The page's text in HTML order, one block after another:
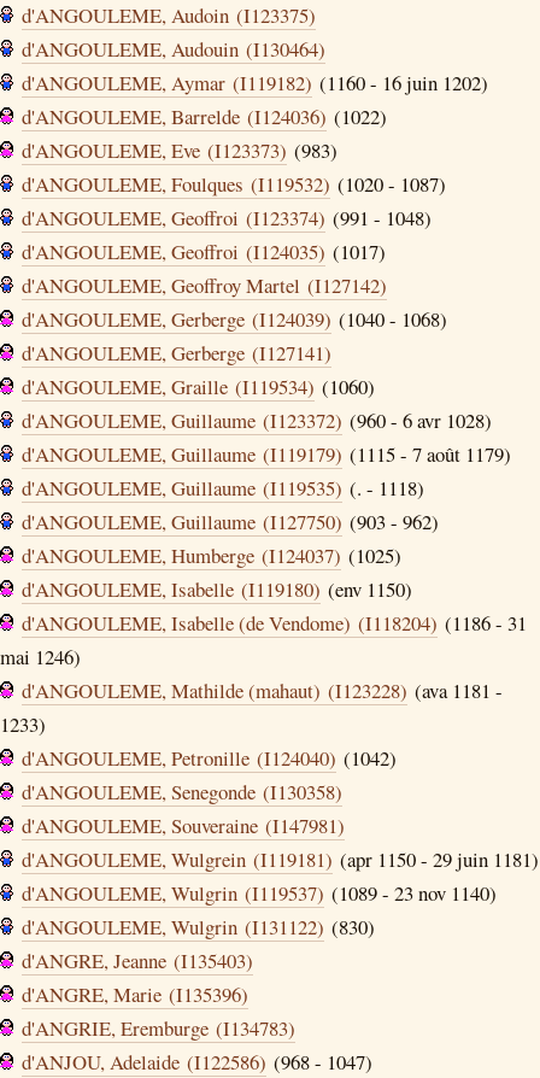
d'ANGOULEME, Audoin (I123375)
d'ANGOULEME, Audouin (I130464)
d'ANGOULEME, Aymar (I119182) (1160 - 16 juin 1202)
d'ANGOULEME, Barrelde (I124036) (1022)
d'ANGOULEME, Eve (I123373) (983)
d'ANGOULEME, Foulques (I119532) (1020 - 1087)
d'ANGOULEME, Geoffroi (I123374) (991 - 1048)
d'ANGOULEME, Geoffroi (I124035) (1017)
d'ANGOULEME, Geoffroy Martel (I127142)
d'ANGOULEME, Gerberge (I124039) (1040 - 1068)
d'ANGOULEME, Gerberge (I127141)
d'ANGOULEME, Graille (I119534) (1060)
d'ANGOULEME, Guillaume (I123372) (960 - 6 avr 1028)
d'ANGOULEME, Guillaume (I119179) (1115 - 7 août 1179)
d'ANGOULEME, Guillaume (I119535) (. - 1118)
d'ANGOULEME, Guillaume (I127750) (903 - 962)
d'ANGOULEME, Humberge (I124037) (1025)
d'ANGOULEME, Isabelle (I119180) (env 1150)
d'ANGOULEME, Isabelle (de Vendome) (I118204) (1186 - 31
mai 1246)
d'ANGOULEME, Mathilde (mahaut) (I123228) (ava 1181 -
1233)
d'ANGOULEME, Petronille (I124040) (1042)
d'ANGOULEME, Senegonde (I130358)
d'ANGOULEME, Souveraine (I147981)
d'ANGOULEME, Wulgrein (I119181) (apr 1150 - 29 juin 1181)
d'ANGOULEME, Wulgrin (I119537) (1089 - 23 nov 1140)
d'ANGOULEME, Wulgrin (I131122) (830)
d'ANGRE, Jeanne (I135403)
d'ANGRE, Marie (I135396)
d'ANGRIE, Eremburge (I134783)
d'ANJOU, Adelaide (I122586) (968 - 1047)